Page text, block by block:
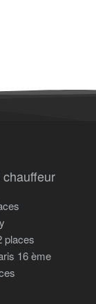
places
16 ème